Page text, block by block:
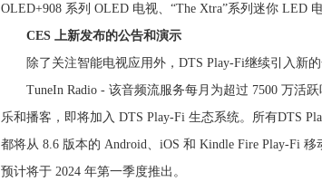
OLED+908 系列 OLED 电视、“The Xtra”系列迷你 LED 电
CES 上新发布的公告和演示
除了关注智能电视应用外，DTS Play-Fi继续引入新的
TuneIn Radio - 该音频流服务每月为超过 7500 万活跃
乐和播客，即将加入 DTS Play-Fi 生态系统。所有DTS
都将从 8.6 版本的 Android、iOS 和 Kindle Fire Play-Fi 移
预计将于 2024 年第一季度推出。